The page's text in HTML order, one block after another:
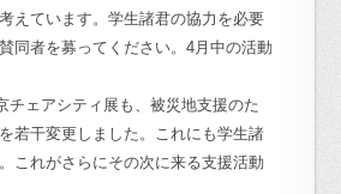
えています。学生諸君の協力を必要
同者を募ってください。4月中の活動
チェアシティ展も、被災地支援のた
若干変更しました。これにも学生諸
これがさらにその次に来る支援活動